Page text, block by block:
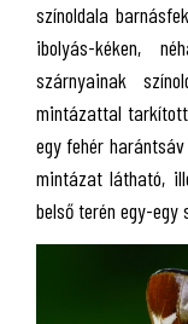
színoldala
ibolyás-kéken,
szárnyainak
mintázattal
egy fehér
mintázat látható,
belső terén egy-egy